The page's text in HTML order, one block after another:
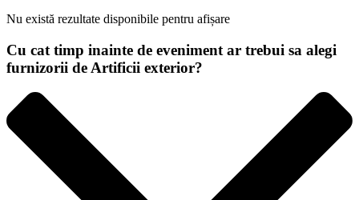
Nu există rezultate disponibile pentru afișare
Cu cat timp inainte de eveniment ar trebui sa alegi
furnizorii de Artificii exterior?